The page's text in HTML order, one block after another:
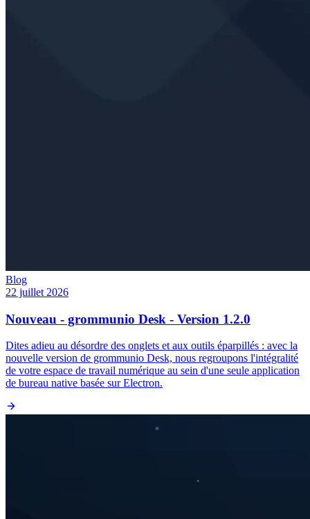
Blog
22 juillet 2026
Nouveau - grommunio Desk - Version 1.2.0
Dites adieu au désordre des onglets et aux outils éparpillés : avec la
nouvelle version de grommunio Desk, nous regroupons l'intégralité
de votre espace de travail numérique au sein d'une seule application
de bureau native basée sur Electron.